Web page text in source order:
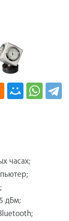
часах;
дБм;